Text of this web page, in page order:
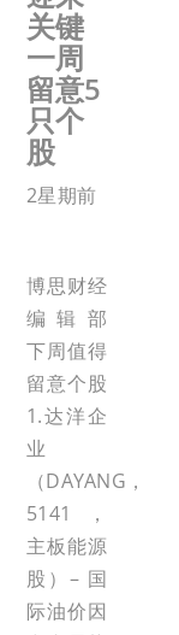
关键
一周
留意5
只个
股
2星期前
博思财经
编辑部
下周值得
留意个股
1.达洋企
业
（DAYANG，
5141，
主板能源
股）– 国
际油价因